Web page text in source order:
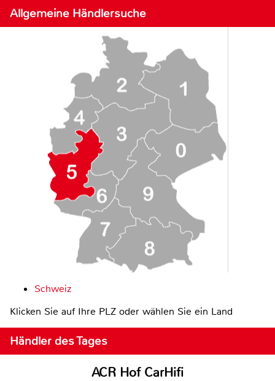
Allgemeine Händlersuche
Schweiz
Klicken Sie auf Ihre PLZ oder wählen Sie ein Land
Händler des Tages
ACR Hof CarHifi